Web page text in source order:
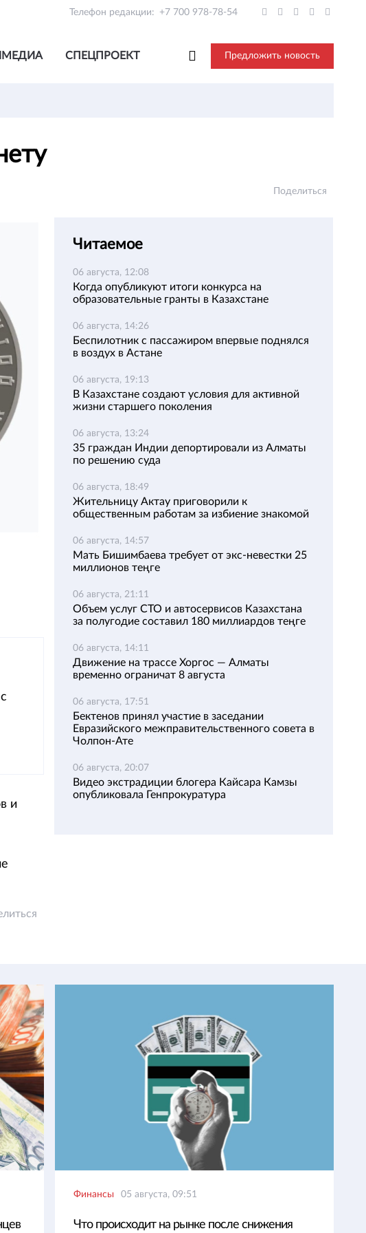
Телефон редакции: +7 700 978-78-54
СПЕЦПРОЕКТ Предложить новость
Поделиться
и
Читаемое
06 августа, 12:08
Когда опубликуют итоги конкурса на
образовательные гранты в Казахстане
06 августа, 14:26
Беспилотник с пассажиром впервые поднялся
в воздух в Астане
06 августа, 19:13
В Казахстане создают условия для активной
жизни старшего поколения
06 августа, 13:24
35 граждан Индии депортировали из Алматы
по решению суда
06 августа, 18:49
Жительницу Актау приговорили к
общественным работам за избиение знакомой
06 августа, 14:57
Мать Бишимбаева требует от экс-невестки 25
миллионов теңге
06 августа, 21:11
Объем услуг СТО и автосервисов Казахстана
за полугодие составил 180 миллиардов теңге
06 августа, 14:11
Движение на трассе Хоргос — Алматы
временно ограничат 8 августа
06 августа, 17:51
Бектенов принял участие в заседании
Евразийского межправительственного совета в
Чолпон-Ате
06 августа, 20:07
Видео экстрадиции блогера Кайсара Камзы
опубликовала Генпрокуратура
Финансы 05 августа, 09:51
Что происходит на рынке после снижения